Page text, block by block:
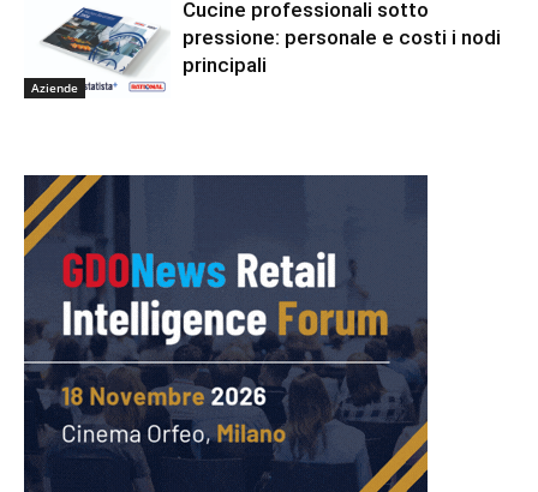
Aziende
Cucine professionali sotto
pressione: personale e costi i nodi
principali